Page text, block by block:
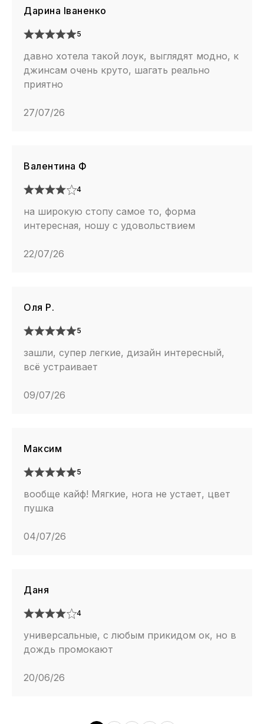
удобной и функциональной обувью на 4 сезона. Пара
одинаково подходит мужчинам и женщинам, дополняя
ощущением надежности в каждом шаге.
Дарина Іваненко
5
давно хотела такой лоук, выглядят модно, к
джинсам очень круто, шагать реально
приятно
27/07/26
Валентина Ф
4
на широкую стопу самое то, форма
интересная, ношу с удовольствием
22/07/26
Оля Р.
5
зашли, супер легкие, дизайн интересный,
всё устраивает
09/07/26
Максим
5
вообще кайф! Мягкие, нога не устает, цвет
пушка
04/07/26
Даня
4
универсальные, с любым прикидом ок, но в
дождь промокают
20/06/26